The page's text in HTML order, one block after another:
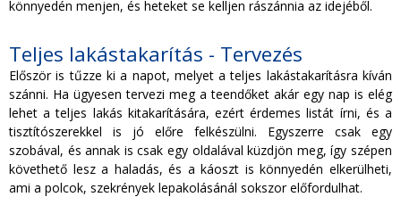
könnyedén menjen, és heteket se kelljen rászánnia az idejéből.
Teljes lakástakarítás - Tervezés
Először is tűzze ki a napot, melyet a teljes lakástakarításra kíván
szánni. Ha ügyesen tervezi meg a teendőket akár egy nap is elég
lehet a teljes lakás kitakarítására, ezért érdemes listát írni, és a
tisztítószerekkel is jó előre felkészülni. Egyszerre csak egy
szobával, és annak is csak egy oldalával küzdjön meg, így szépen
követhető lesz a haladás, és a káoszt is könnyedén elkerülheti,
ami a polcok, szekrények lepakolásánál sokszor előfordulhat.